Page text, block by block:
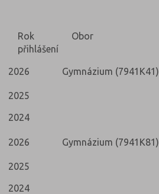
Rok
přihlášení
Obor
2026 Gymnázium (7941K41)
2025
2024
2026 Gymnázium (7941K81)
2025
2024